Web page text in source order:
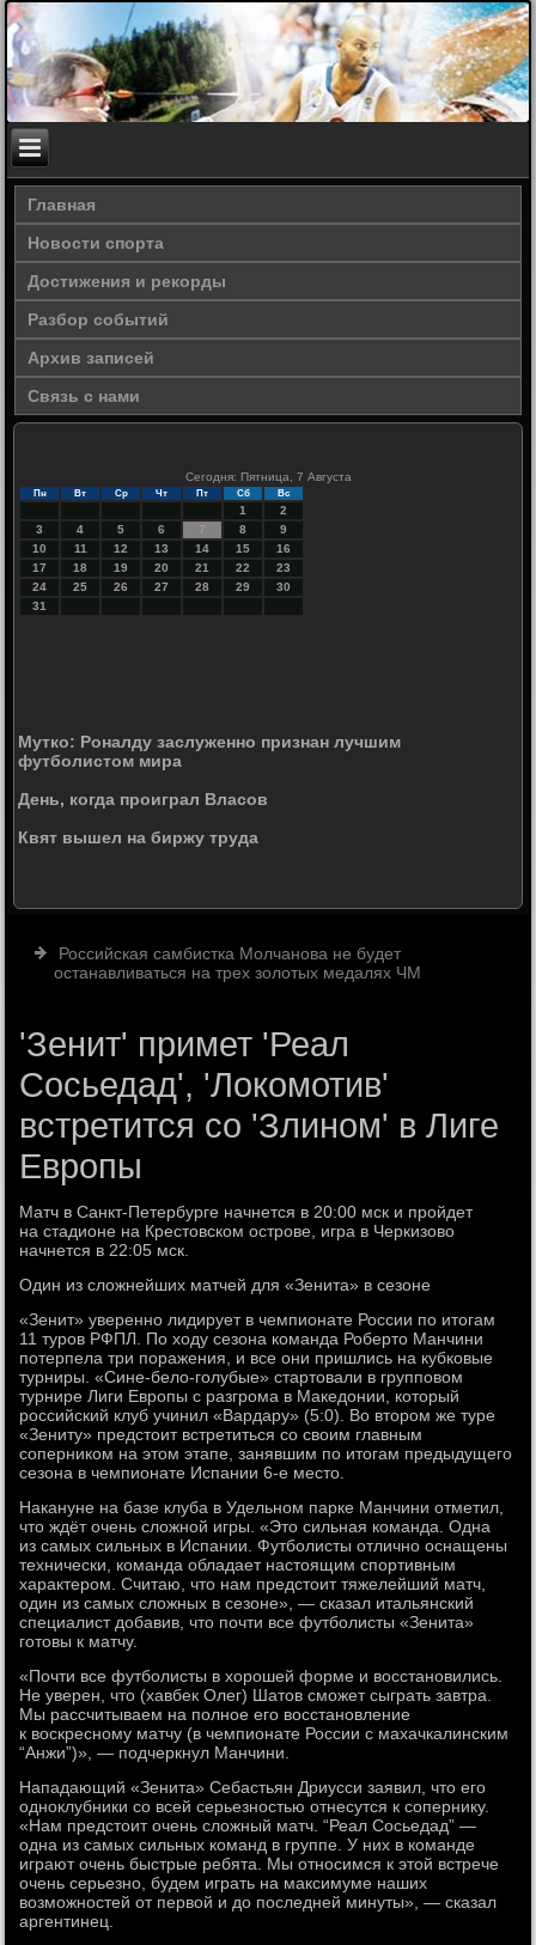
Главная
Новости спорта
Достижения и рекорды
Разбор событий
Архив записей
Связь с нами
Сегодня: Пятница, 7 Августа
Пн Вт Ср Чт Пт Сб Вс
1
2
3
4 5 6 7 8
9
10
11 12 13 14 15
16
17
18 19 20 21 22
23
24
25 26 27 28 29
30
31
Мутко: Роналду заслуженно признан лучшим
футболистом мира
День, когда проиграл Власов
Квят вышел на биржу труда
Российская самбистка Молчанова не будет
останавливаться на трех золотых медалях ЧМ
'Зенит' примет 'Реал
Сосьедад', 'Локомотив'
встретится со 'Злином' в Лиге
Европы
Матч в Санкт-Петербурге начнется в 20:00 мск и пройдет
на стадионе на Крестовском острове, игра в Черкизово
начнется в 22:05 мск.
Один из сложнейших матчей для «Зенита» в сезоне
«Зенит» уверенно лидирует в чемпионате России по итогам
11 туров РФПЛ. По ходу сезона команда Роберто Манчини
потерпела три поражения, и все они пришлись на кубковые
турниры. «Сине-бело-голубые» стартовали в групповом
турнире Лиги Европы с разгрома в Македонии, который
российский клуб учинил «Вардару» (5:0). Во втором же туре
«Зениту» предстоит встретиться со своим главным
соперником на этом этапе, занявшим по итогам предыдущего
сезона в чемпионате Испании 6-е место.
Накануне на базе клуба в Удельном парке Манчини отметил,
что ждёт очень сложной игры. «Это сильная команда. Одна
из самых сильных в Испании. Футболисты отлично оснащены
технически, команда обладает настоящим спортивным
характером. Считаю, что нам предстоит тяжелейший матч,
один из самых сложных в сезоне», — сказал итальянский
специалист добавив, что почти все футболисты «Зенита»
готовы к матчу.
«Почти все футболисты в хорошей форме и восстановились.
Не уверен, что (хавбек Олег) Шатов сможет сыграть завтра.
Мы рассчитываем на полное его восстановление
к воскресному матчу (в чемпионате России с махачкалинским
“Анжи”)», — подчеркнул Манчини.
Нападающий «Зенита» Себастьян Дриусси заявил, что его
одноклубники со всей серьезностью отнесутся к сопернику.
«Нам предстоит очень сложный матч. “Реал Сосьедад” —
одна из самых сильных команд в группе. У них в команде
играют очень быстрые ребята. Мы относимся к этой встрече
очень серьезно, будем играть на максимуме наших
возможностей от первой и до последней минуты», — сказал
аргентинец.